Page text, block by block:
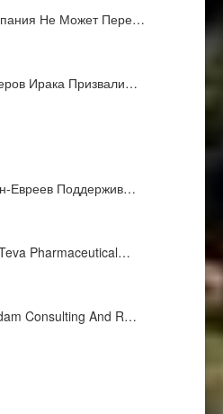
Не Может Пере…
Ирака Призвали…
Евреев Поддержив…
Pharmaceutical…
Consulting And R…